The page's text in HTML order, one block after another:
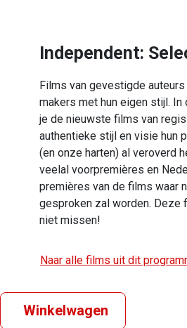
Independent:
Films van gevestigde
makers met hun eigen stijl.
je de nieuwste films van
authentieke stijl en visie hun
(en onze harten) al veroverd
veelal voorpremières en
premières van de films waar
gesproken zal worden. Deze
niet missen!
Naar alle films uit dit
Winkelwagen